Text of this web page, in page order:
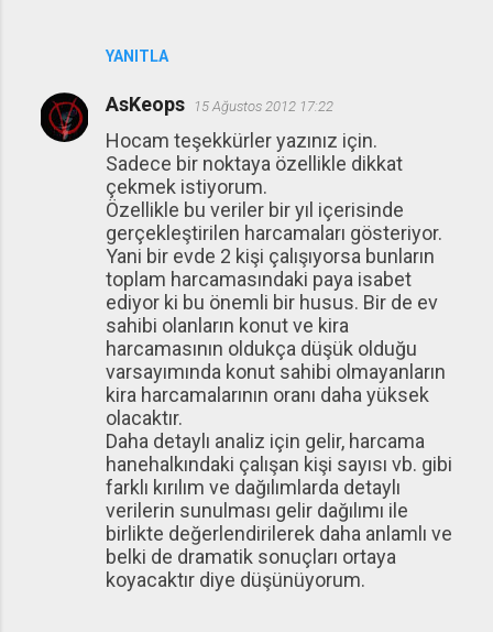
YANITLA
AsKeops 15 Ağustos 2012 17:22
Hocam teşekkürler yazınız için.
Sadece bir noktaya özellikle dikkat
çekmek istiyorum.
Özellikle bu veriler bir yıl içerisinde
gerçekleştirilen harcamaları gösteriyor.
Yani bir evde 2 kişi çalışıyorsa bunların
toplam harcamasındaki paya isabet
ediyor ki bu önemli bir husus. Bir de ev
sahibi olanların konut ve kira
harcamasının oldukça düşük olduğu
varsayımında konut sahibi olmayanların
kira harcamalarının oranı daha yüksek
olacaktır.
Daha detaylı analiz için gelir, harcama
hanehalkındaki çalışan kişi sayısı vb. gibi
farklı kırılım ve dağılımlarda detaylı
verilerin sunulması gelir dağılımı ile
birlikte değerlendirilerek daha anlamlı ve
belki de dramatik sonuçları ortaya
koyacaktır diye düşünüyorum.